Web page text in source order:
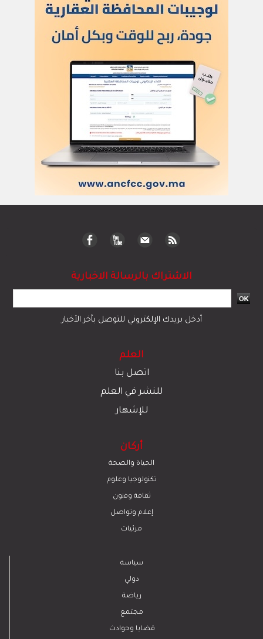
الاشتراك بالرسالة الاخبارية
أدخل بريدك الإلكتروني للتوصل بآخر الأخبار
العلم
اتصل بنا
للنشر في العلم
للإشهار
أركان
الحياة والصحة
تكنولوجيا وعلوم
ﺛﻘﺎﻓﺔ وﻓﻧون
إعلام وتواصل
مرئيات
سياسة
دولي
رياضة
مجتمع
قضايا وحوادث